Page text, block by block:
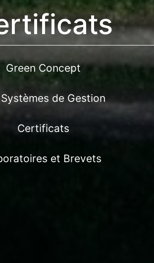
Green Concept
de Gestion
Certificats
et Brevets